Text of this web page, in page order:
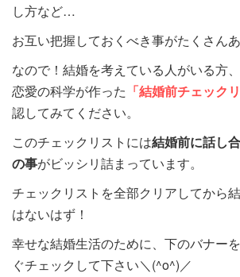
し方など…
お互い把握しておくべき事がたくさんあ
なので！結婚を考えている人がいる方
恋愛の科学が作った 「結婚前チェック
認してみてください。
このチェックリストには結婚前に話し
の事がビッシリ詰まっています。
チェックリストを全部クリアしてから
はないはず！
幸せな結婚生活のために、下のバナー
ぐチェックして下さい＼(^o^)／